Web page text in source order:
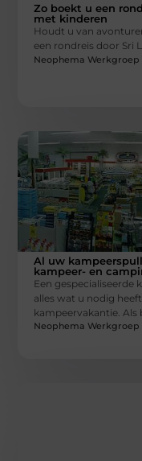
Zo boekt u een
met kinderen
Houdt u van
een rondreis door Sri
Neophema Werkgroep
Al uw
kampeer- en
Een gespecialiseerde
alles wat u nodig
kampeervakantie.
Neophema Werkgroep